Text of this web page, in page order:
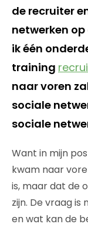
de recruiter
netwerken
ik één
training
naar voren
sociale
sociale
Want in mijn
kwam naar
is, maar dat de
zijn. De vraag
en wat kan de